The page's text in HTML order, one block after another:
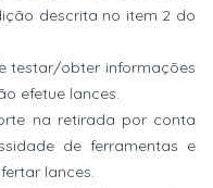
descrita no item 2 do
testar/obter informações
efetue lances.
na retirada por conta
de ferramentas e
lances.